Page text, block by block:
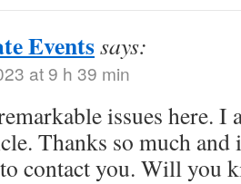
Eventssays:
at 9 h 39 min
issues here. I
Thanks so much and
contact you. Will you